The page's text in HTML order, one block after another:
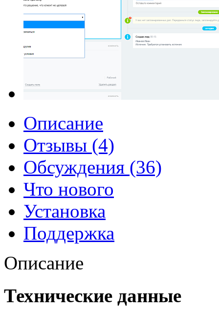
Описание
Отзывы (4)
Обсуждения (36)
Что нового
Установка
Поддержка
Описание
Технические данные